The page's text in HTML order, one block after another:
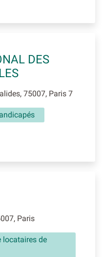
DES
75007, Paris 7
Paris
locataires de